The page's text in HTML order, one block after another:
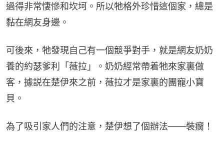
過得非常悽慘和坎坷。所以牠格外珍惜這個家，總是
黏在網友身邊。
可後來，牠發現自己有一個競爭對手，就是網友奶奶
養的約瑟爹利「薇拉」。奶奶經常帶着牠來家裏做
客，據説在楚伊來之前，薇拉才是家裏的團寵小寶
貝。
為了吸引家人們的注意，楚伊想了個辦法——裝瘸！